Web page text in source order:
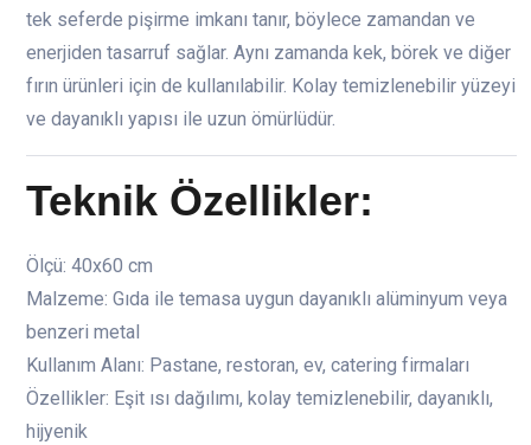
tek seferde pişirme imkanı tanır, böylece zamandan ve
enerjiden tasarruf sağlar. Aynı zamanda kek, börek ve diğer
fırın ürünleri için de kullanılabilir. Kolay temizlenebilir yüzeyi
ve dayanıklı yapısı ile uzun ömürlüdür.
Teknik Özellikler:
Ölçü: 40x60 cm
Malzeme: Gıda ile temasa uygun dayanıklı alüminyum veya
benzeri metal
Kullanım Alanı: Pastane, restoran, ev, catering firmaları
Özellikler: Eşit ısı dağılımı, kolay temizlenebilir, dayanıklı,
hijyenik